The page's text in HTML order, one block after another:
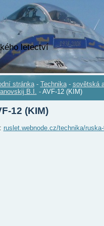
letectví
stránka - Technika - sovětská
B.I. - AVF-12 (KIM)
12 (KIM)
ruslet.webnode.cz/technika/